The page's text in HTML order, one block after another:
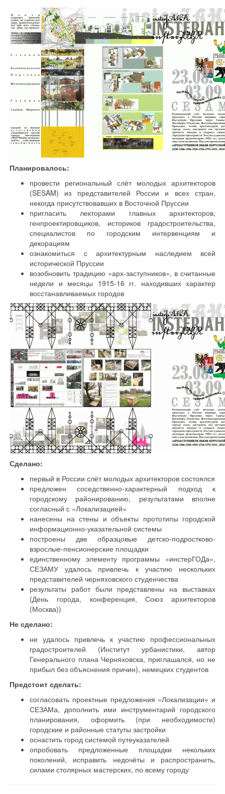
Планировалось:
провести региональный слёт молодых архитекторов
(SESAM) из представителей России и всех стран,
некогда присутствовавших в Восточной Пруссии
пригласить лекторами главных архитекторов,
генпроектировщиков, историков градостроительства,
специалистов по городским интервенциям и
декорациям
ознакомиться с архитектурным наследием всей
исторической Пруссии
возобновить традицию «арх-заступников», в считанные
недели и месяцы 1915-16 гг. находивших характер
восстанавливаемых городов
Сделано:
первый в России слёт молодых архитекторов состоялся
предложен соседственно-характерный подход к
городскому районированию, результатами вполне
согласный с «Локализацией»
нанесены на стены и объекты прототипы городской
информационно-указательной системы
построены две образцовые детско-подростково-
взрослые-пенсионерские площадки
единственному элементу программы «инстерГОДа»,
СЕЗАМУ удалось привлечь к участию нескольких
представителей черняховского студенчества
результаты работ были представлены на выставках
(День города, конференция, Союз архитекторов
(Москва))
Не сделано:
не удалось привлечь к участию профессиональных
градостроителей (Институт урбанистики, автор
Генерального плана Черняховска, приглашался, но не
прибыл без объяснения причин), немецких студентов
Предстоит сделать:
согласовать проектные предложения «Локализации» и
СЕЗАМа, дополнить ими инструментарий городского
планирования, оформить (при необходимости)
городские и районные статуты застройки
оснастить город системой путеуказателей
опробовать предложенные площадки некольких
поколений, исправить недочёты и распространить,
силами столярных мастерских, по всему городу